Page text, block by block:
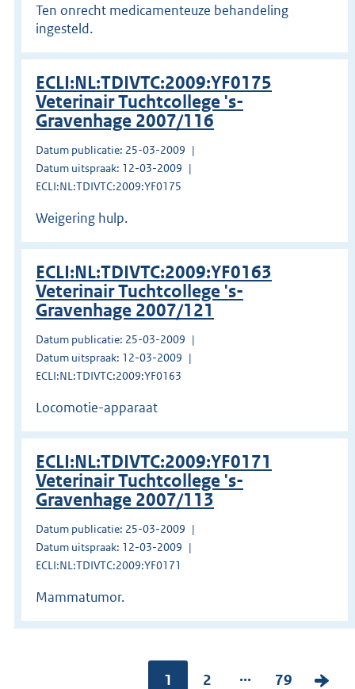
Ten onrecht medicamenteuze behandeling
ingesteld.
ECLI:NL:TDIVTC:2009:YF0175
Veterinair Tuchtcollege 's-
Gravenhage 2007/116
Datum publicatie: 25-03-2009
Datum uitspraak: 12-03-2009
ECLI:NL:TDIVTC:2009:YF0175
Weigering hulp.
ECLI:NL:TDIVTC:2009:YF0163
Veterinair Tuchtcollege 's-
Gravenhage 2007/121
Datum publicatie: 25-03-2009
Datum uitspraak: 12-03-2009
ECLI:NL:TDIVTC:2009:YF0163
Locomotie-apparaat
ECLI:NL:TDIVTC:2009:YF0171
Veterinair Tuchtcollege 's-
Gravenhage 2007/113
Datum publicatie: 25-03-2009
Datum uitspraak: 12-03-2009
ECLI:NL:TDIVTC:2009:YF0171
Mammatumor.
Pagina:
1
P
2 ...
P
79
V